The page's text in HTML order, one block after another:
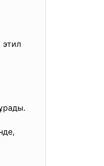
этил